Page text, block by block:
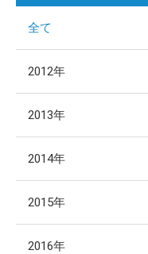
全て
2012年
2013年
2014年
2015年
2016年